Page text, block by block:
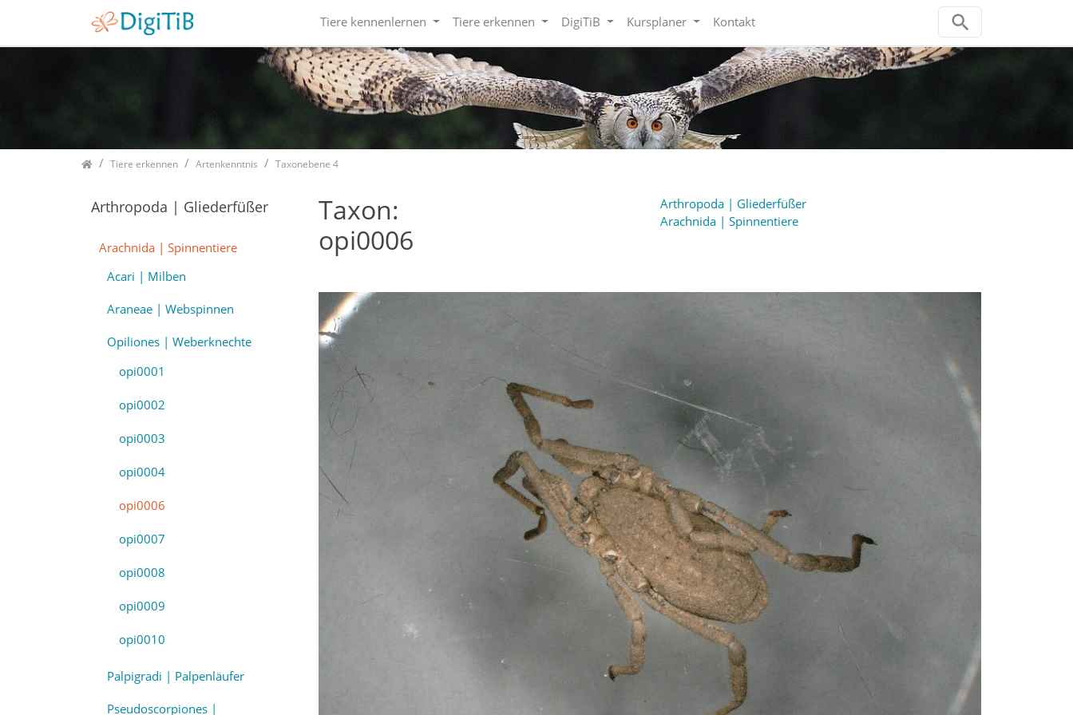
Tiere kennenlernen Tiere erkennen DigiTiB Kursplaner Kontakt
HomeTiere erkennen Artenkenntnis Taxonebene 4
Taxon:
opi0006
Arthropoda | Gliederfüßer
Arachnida | Spinnentiere
Arthropoda | Gliederfüßer
Arachnida | Spinnentiere
Acari | Milben
Araneae | Webspinnen
Opiliones | Weberknechte
opi0001
opi0002
opi0003
opi0004
opi0006
opi0007
opi0008
opi0009
opi0010
Palpigradi | Palpenläufer
Pseudoscorpiones |